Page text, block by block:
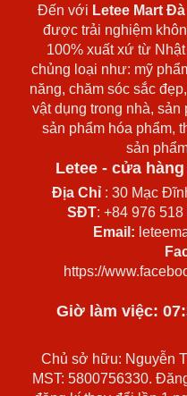
Đến với Letee Mart
được trải nghiệm
100% xuất xứ từ
chủng loại như: mỹ
năng, chăm sóc sắc
vật dụng trong nhà, sản
sản phẩm hóa phẩm,
sản
Letee - cửa
Địa Chỉ: 30 Mạc
SĐT: +84 976
Email:
https://
Giờ làm việc:
Chủ sở hữu: Nguyễn
MST: 5800756330.